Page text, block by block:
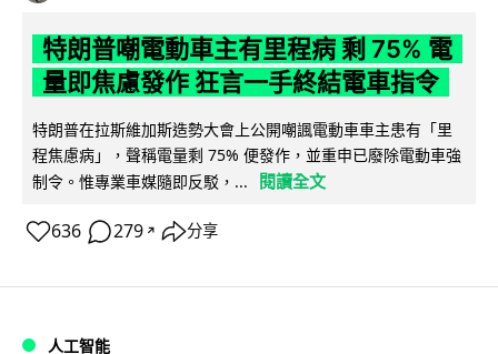
特朗普嘲電動車主有里程病 剩 75% 電
量即焦慮發作 狂言一手終結電車指令
特朗普在拉斯維加斯造勢大會上公開嘲諷電動車車主患有「里
程焦慮病」，聲稱電量剩 75% 便發作，並重申已廢除電動車強
制令。惟專業車媒隨即反駁，...
閱讀全文
636 279 ↗ 分享
人工智能